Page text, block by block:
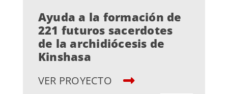
Ayuda a la formación de
221 futuros sacerdotes
de la archidiócesis de
Kinshasa
VER PROYECTO